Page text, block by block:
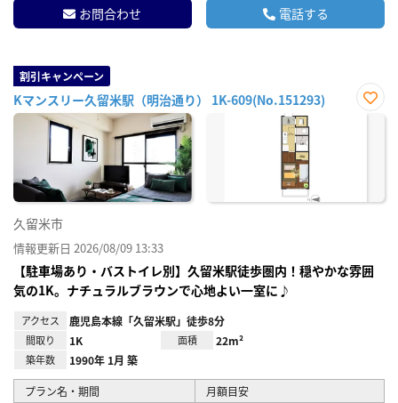
お問合わせ 電話する
割引キャンペーン
Kマンスリー久留米駅（明治通り） 1K-609(No.151293)
お気
久留米市
情報更新日 2026/08/09 13:33
【駐車場あり・バストイレ別】久留米駅徒歩圏内！穏やかな雰囲
気の1K。ナチュラルブラウンで心地よい一室に♪
アクセス 鹿児島本線「久留米駅」徒歩8分
間取り 1K 面積 22m²
築年数 1990年 1月 築
プラン名・期間 月額目安